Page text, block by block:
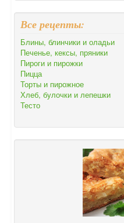
Все рецепты:
Блины, блинчики и оладьи
Печенье, кексы, пряники
Пироги и пирожки
Пицца
Торты и пирожное
Хлеб, булочки и лепешки
Тесто